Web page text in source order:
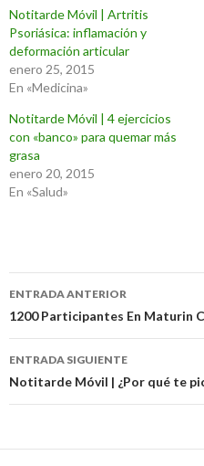
Notitarde Móvil | Artritis
Psoriásica: inflamación y
deformación articular
enero 25, 2015
En «Medicina»
Notitarde Móvil | 4 ejercicios
con «banco» para quemar más
grasa
enero 20, 2015
En «Salud»
Navegación
de
entradas
ENTRADA ANTERIOR
1200 Participantes En Maturin
ENTRADA SIGUIENTE
Notitarde Móvil | ¿Por qué te